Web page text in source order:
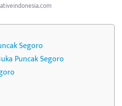
Segoro
Puncak Segoro